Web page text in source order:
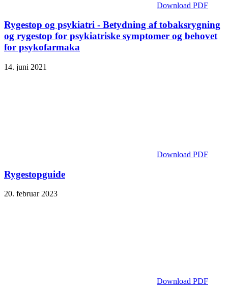
Download PDF
Rygestop og psykiatri - Betydning af tobaksrygning
og rygestop for psykiatriske symptomer og behovet
for psykofarmaka
14. juni 2021
Download PDF
Rygestopguide
20. februar 2023
Download PDF